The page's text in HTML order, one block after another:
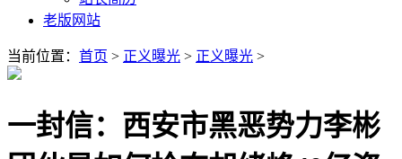
老版网站
当前位置： 首页 > 正义曝光 > 正义曝光 >
一封信：西安市黑恶势力李彬